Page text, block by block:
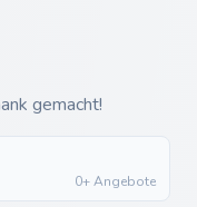
gemacht!
0+ Angebote